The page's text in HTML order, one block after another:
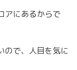
アにあるからで
ので、人目を気に